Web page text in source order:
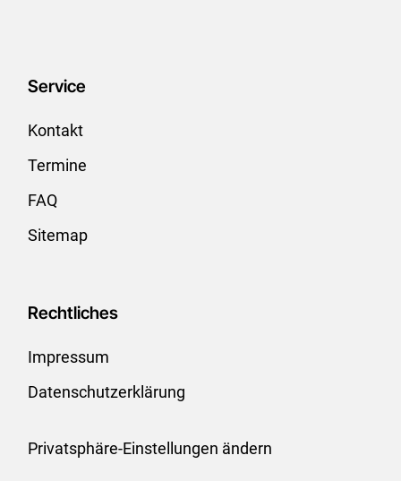
Service
Kontakt
Termine
FAQ
Sitemap
Rechtliches
Impressum
Datenschutzerklärung
Privatsphäre-Einstellungen ändern